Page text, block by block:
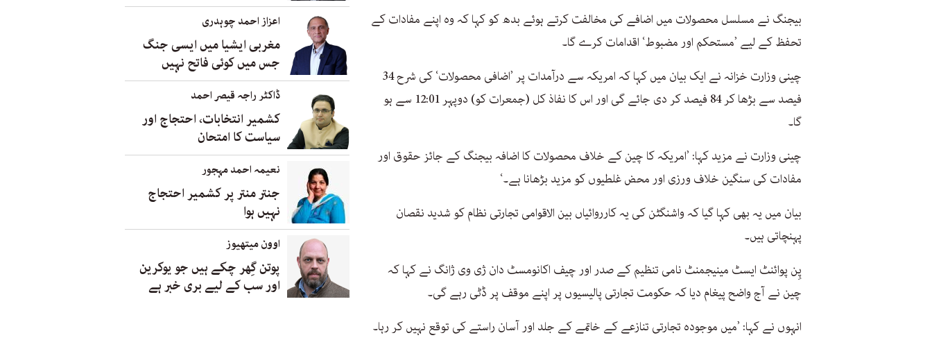
بیجنگ نے مسلسل محصولات میں اضافے کی مخالفت کرتے ہوئے بدھ کو کہا کہ وہ اپنے مفادات کے
تحفظ کے لیے ’مستحکم اور مضبوط‘ اقدامات کرے گا۔
چینی وزارت خزانہ نے ایک بیان میں کہا کہ امریکہ سے درآمدات پر ’اضافی محصولات‘ کی شرح 34
فیصد سے بڑھا کر 84 فیصد کر دی جائے گی اور اس کا نفاذ کل (جمعرات کو) دوپہر 12:01 سے ہو
گا۔
چینی وزارت نے مزید کہا: ’امریکہ کا چین کے خلاف محصولات کا اضافہ بیجنگ کے جائز حقوق اور
مفادات کی سنگین خلاف ورزی اور محض غلطیوں کو مزید بڑھانا ہے۔‘
بیان میں یہ بھی کہا گیا کہ واشنگٹن کی یہ کارروائیاں بین الاقوامی تجارتی نظام کو شدید نقصان
پہنچاتی ہیں۔
پِن پوائنٹ ایسٹ مینیجمنٹ نامی تنظیم کے صدر اور چیف اکانومسٹ دان ژی وی ژانگ نے کہا کہ
چین نے آج واضح پیغام دیا کہ حکومت تجارتی پالیسیوں پر اپنے موقف پر ڈٹی رہے گی۔
انہوں نے کہا: ’میں موجودہ تجارتی تنازعے کے خاتمے کے جلد اور آسان راستے کی توقع نہیں کر رہا۔
اعزاز احمد چوہدری
مغربی ایشیا میں ایسی جنگ
جس میں کوئی فاتح نہیں
ڈاکٹر راجہ قیصر احمد
کشمیر انتخابات، احتجاج اور
سیاست کا امتحان
نعیمہ احمد مہجور
جنتر منتر پر کشمیر احتجاج
نہیں ہوا
اوون میتھیوز
پوتن گِھر چکے ہیں جو یوکرین
اور سب کے لیے بری خبر ہے